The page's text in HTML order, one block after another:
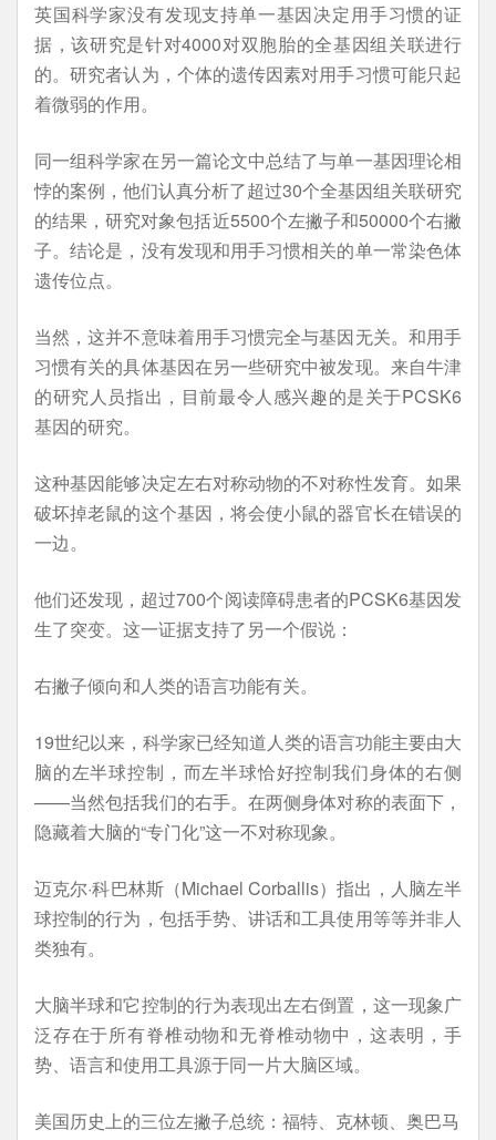
英国科学家没有发现支持单一基因决定用手习惯的证
据，该研究是针对4000对双胞胎的全基因组关联进行
的。研究者认为，个体的遗传因素对用手习惯可能只起
着微弱的作用。
同一组科学家在另一篇论文中总结了与单一基因理论相
悖的案例，他们认真分析了超过30个全基因组关联研究
的结果，研究对象包括近5500个左撇子和50000个右撇
子。结论是，没有发现和用手习惯相关的单一常染色体
遗传位点。
当然，这并不意味着用手习惯完全与基因无关。和用手
习惯有关的具体基因在另一些研究中被发现。来自牛津
的研究人员指出，目前最令人感兴趣的是关于PCSK6
基因的研究。
这种基因能够决定左右对称动物的不对称性发育。如果
破坏掉老鼠的这个基因，将会使小鼠的器官长在错误的
一边。
他们还发现，超过700个阅读障碍患者的PCSK6基因发
生了突变。这一证据支持了另一个假说：
右撇子倾向和人类的语言功能有关。
19世纪以来，科学家已经知道人类的语言功能主要由大
脑的左半球控制，而左半球恰好控制我们身体的右侧
——当然包括我们的右手。在两侧身体对称的表面下，
隐藏着大脑的“专门化”这一不对称现象。
迈克尔·科巴林斯（Michael Corballis）指出，人脑左半
球控制的行为，包括手势、讲话和工具使用等等并非人
类独有。
大脑半球和它控制的行为表现出左右倒置，这一现象广
泛存在于所有脊椎动物和无脊椎动物中，这表明，手
势、语言和使用工具源于同一片大脑区域。
美国历史上的三位左撇子总统：福特、克林顿、奥巴马